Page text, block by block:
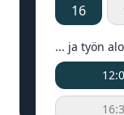
16
... ja työn